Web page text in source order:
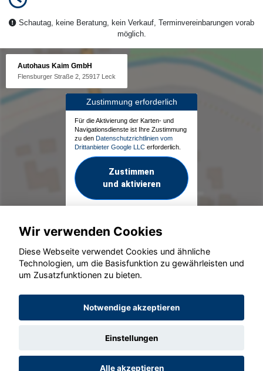
Schautag, keine Beratung, kein Verkauf, Terminvereinbarungen vorab
möglich.
Autohaus Kaim GmbH
Flensburger Straße 2, 25917 Leck
Zustimmung erforderlich
Für die Aktivierung der Karten- und
Navigationsdienste ist Ihre Zustimmung
zu den Datenschutzrichtlinien vom
Drittanbieter Google LLC erforderlich.
Zustimmen
und aktivieren
© konjunkturmotor.de GmbH 2020 - 2026
Wir verwenden Cookies
Diese Webseite verwendet Cookies und ähnliche
Technologien, um die Basisfunktion zu gewährleisten und
um Zusatzfunktionen zu bieten.
Notwendige akzeptieren
Einstellungen
Alle akzeptieren